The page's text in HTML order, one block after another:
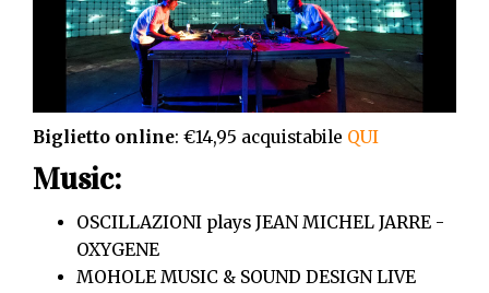
Biglietto online: €14,95 acquistabile QUI
Music:
OSCILLAZIONI plays JEAN MICHEL JARRE -
OXYGENE
MOHOLE MUSIC & SOUND DESIGN LIVE